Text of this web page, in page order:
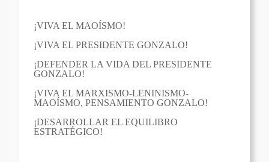
¡VIVA EL MAOÍSMO!
¡VIVA EL PRESIDENTE GONZALO!
¡DEFENDER LA VIDA DEL PRESIDENTE
GONZALO!
¡VIVA EL MARXISMO-LENINISMO-
MAOÍSMO, PENSAMIENTO GONZALO!
¡DESARROLLAR EL EQUILIBRO
ESTRATÉGICO!